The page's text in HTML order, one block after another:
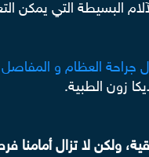
التي يمكن
جراحة العظام و المفاصل
زون الطبية.
ولكن لا تزال